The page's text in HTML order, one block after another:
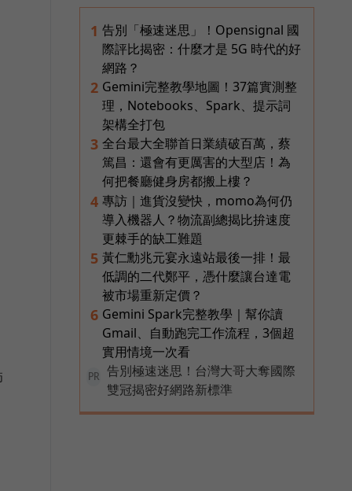
1 告別「極速迷思」！Opensignal 國
際評比揭密：什麼才是 5G 時代的好
網路？
2 Gemini完整教學地圖！37篇實測整
理，Notebooks、Spark、提示詞
架構全打包
3 全台最大全聯首日業績破百萬，蔡
篤昌：還會有更厲害的大型店！為
何把餐廳健身房都搬上樓？
4 專訪｜進貨沒變快，momo為何仍
導入機器人？物流副總揭比拚速度
更棘手的缺工難題
5 黃仁勳兆元宴永遠站最後一排！最
低調的二代鄭平，憑什麼讓台達電
被市場重新定價？
6 Gemini Spark完整教學｜幫你讀
Gmail、自動跑完工作流程，3個超
實用情境一次看
PR
告別極速迷思！台灣大哥大奪國際
雙冠揭密好網路新標準